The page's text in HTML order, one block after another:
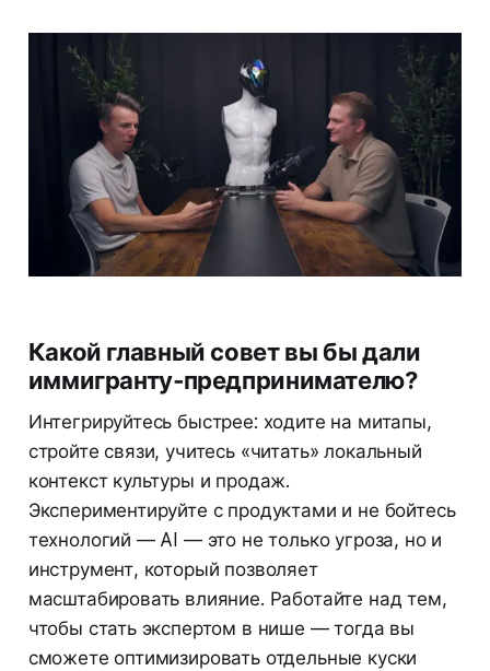
Какой главный совет вы бы дали
иммигранту‑предпринимателю?
Интегрируйтесь быстрее: ходите на митапы,
стройте связи, учитесь «читать» локальный
контекст культуры и продаж.
Экспериментируйте с продуктами и не бойтесь
технологий — AI — это не только угроза, но и
инструмент, который позволяет
масштабировать влияние. Работайте над тем,
чтобы стать экспертом в нише — тогда вы
сможете оптимизировать отдельные куски